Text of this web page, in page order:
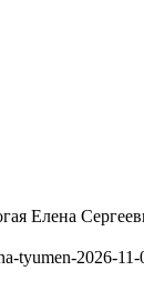
Елена
tyumen-2026-11-